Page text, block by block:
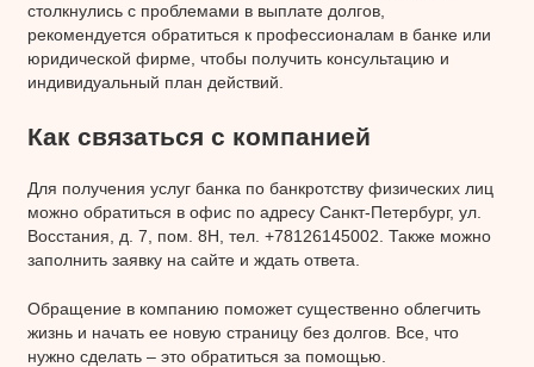
столкнулись с проблемами в выплате долгов,
рекомендуется обратиться к профессионалам в банке или
юридической фирме, чтобы получить консультацию и
индивидуальный план действий.
Как связаться с компанией
Для получения услуг банка по банкротству физических лиц
можно обратиться в офис по адресу Санкт-Петербург, ул.
Восстания, д. 7, пом. 8Н, тел. +78126145002. Также можно
заполнить заявку на сайте и ждать ответа.
Обращение в компанию поможет существенно облегчить
жизнь и начать ее новую страницу без долгов. Все, что
нужно сделать – это обратиться за помощью.